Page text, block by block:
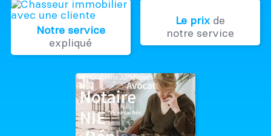
Notre service
expliqué
Le prix de
notre service